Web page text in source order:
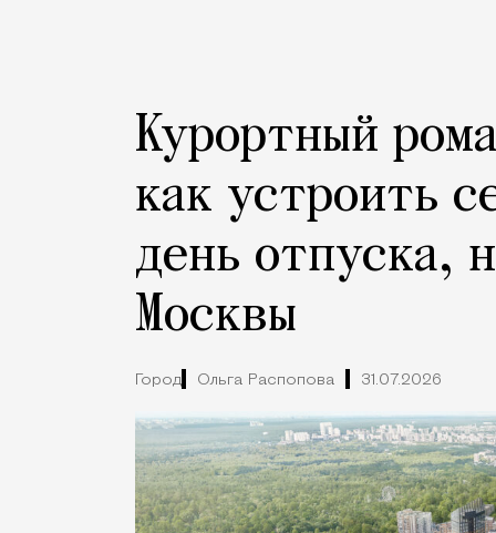
Курортный
как устроить
день отпуска,
Москвы
Город Ольга Распопова 31.07.2026